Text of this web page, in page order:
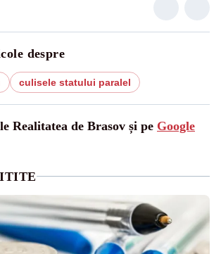
despre
culisele statului paralel
Realitatea de Brasov și pe Google